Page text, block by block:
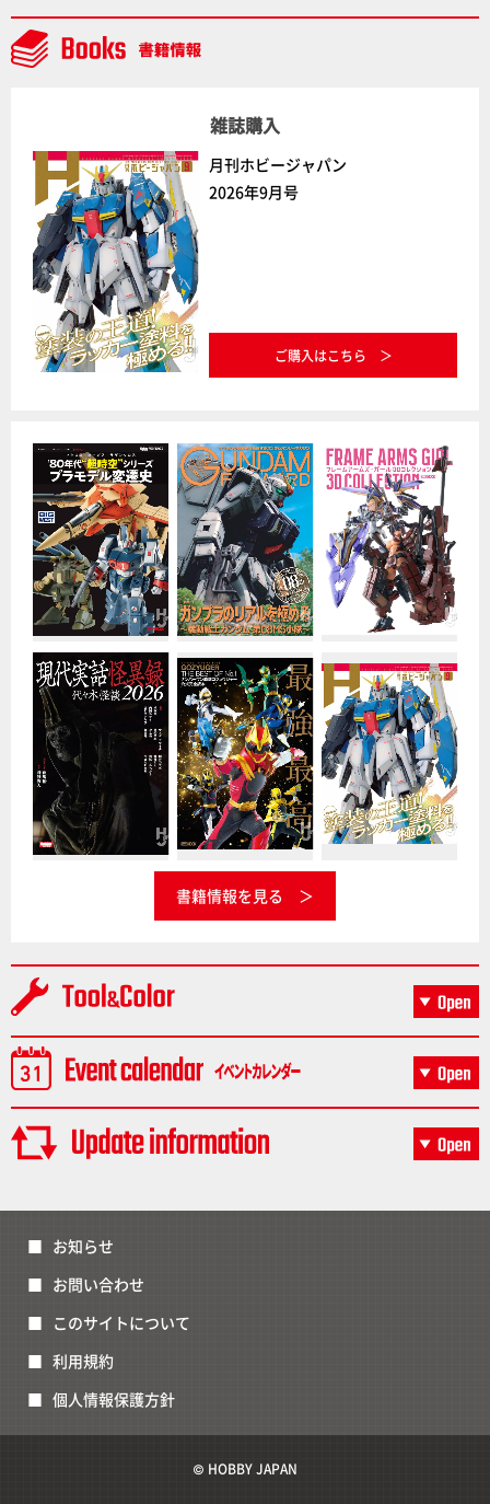
通常版の2ラインで発売！
雑誌購入
月刊ホビージャパン
2026年9月号
ご購入はこちら
書籍情報を見る
お知らせ
お問い合わせ
このサイトについて
利用規約
個人情報保護方針
© HOBBY JAPAN